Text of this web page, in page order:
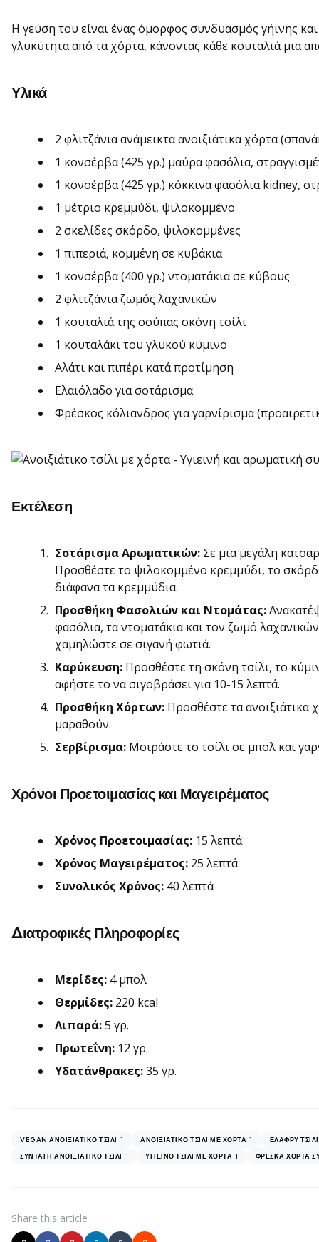
Η γεύση του είναι ένας όμορφος συνδυασμός γήινης
γλυκύτητα από τα χόρτα, κάνοντας κάθε κουταλιά μια
Υλικά
2 φλιτζάνια ανάμεικτα ανοιξιάτικα χόρτα
1 κονσέρβα (425 γρ.) μαύρα φασόλια,
1 κονσέρβα (425 γρ.) κόκκινα φασόλια kidney,
1 μέτριο κρεμμύδι, ψιλοκομμένο
2 σκελίδες σκόρδο, ψιλοκομμένες
1 πιπεριά, κομμένη σε κυβάκια
1 κονσέρβα (400 γρ.) ντοματάκια σε κύβους
2 φλιτζάνια ζωμός λαχανικών
1 κουταλιά της σούπας σκόνη τσίλι
1 κουταλάκι του γλυκού κύμινο
Αλάτι και πιπέρι κατά προτίμηση
Ελαιόλαδο για σοτάρισμα
Φρέσκος κόλιανδρος για γαρνίρισμα
Εκτέλεση
Σοτάρισμα Αρωματικών: Σε μια μεγάλη
Προσθέστε το ψιλοκομμένο κρεμμύδι, το
διάφανα τα κρεμμύδια.
Προσθήκη Φασολιών και Ντομάτας:
φασόλια, τα ντοματάκια και τον ζωμό
χαμηλώστε σε σιγανή φωτιά.
Καρύκευση: Προσθέστε τη σκόνη τσίλι, το
αφήστε το να σιγοβράσει για 10-15 λεπτά.
Προσθήκη Χόρτων: Προσθέστε τα ανοιξιάτικα
μαραθούν.
Σερβίρισμα: Μοιράστε το τσίλι σε μπολ και
Χρόνοι Προετοιμασίας και Μαγειρέματος
Χρόνος Προετοιμασίας: 15 λεπτά
Χρόνος Μαγειρέματος: 25 λεπτά
Συνολικός Χρόνος: 40 λεπτά
Διατροφικές Πληροφορίες
Μερίδες: 4 μπολ
Θερμίδες: 220 kcal
Λιπαρά:5 γρ.
Πρωτεΐνη: 12 γρ.
Υδατάνθρακες:35 γρ.
VEGAN ΑΝΟΙΞΙΆΤΙΚΟ ΤΣΊΛΙ 1 ΑΝΟΙΞΙΆΤΙΚΟ ΤΣΊΛΙ ΜΕ ΧΌΡΤΑ 1 ΕΛΑΦΡΎ
ΣΥΝΤΑΓΉ ΑΝΟΙΞΙΆΤΙΚΟ ΤΣΊΛΙ 1 ΥΓΙΕΙΝΌ ΤΣΊΛΙ ΜΕ ΧΌΡΤΑ 1 ΦΡΈΣΚΑ ΧΌΡΤΑ
Share this article